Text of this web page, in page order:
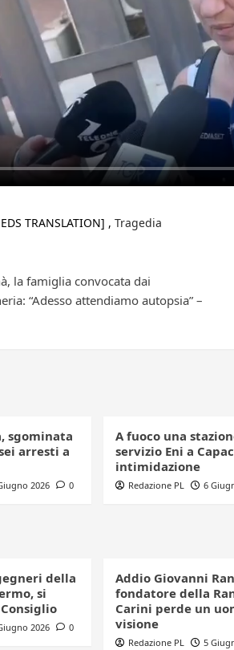
TRANSLATION] , Tragedia
la famiglia convocata dai
“Adesso attendiamo autopsia” –
sgominata
arresti a
2026 0
A fuoco una
servizio Eni a
intimidazione
Redazione PL 6
della
si
2026 0
Addio Giovanni
fondatore della
Carini perde un
visione
Redazione PL 5